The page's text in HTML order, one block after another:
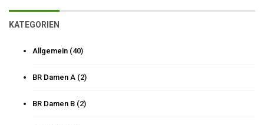
KATEGORIEN
Allgemein (40)
BR Damen A (2)
BR Damen B (2)